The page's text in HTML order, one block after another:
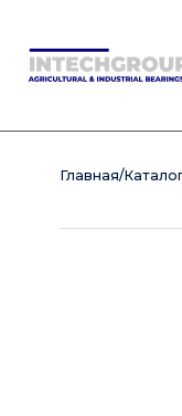
Главная/